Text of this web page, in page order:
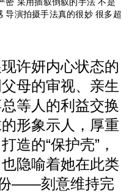
密 采用插叙倒叙的手法 不是
导演拍摄手法真的很妙 很多超
许妍内心状态的
母的审视、亲生
等人的利益交换
形象示人，厚重
造的“保护壳”，
隐喻着她在此类
份——刻意维持完